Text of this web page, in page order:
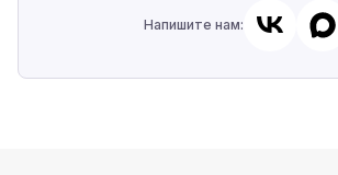
Напишите нам: